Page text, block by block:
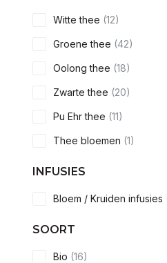
Witte thee (12)
Groene thee (42)
Oolong thee (18)
Zwarte thee (20)
Pu Ehr thee (11)
Thee bloemen (1)
INFUSIES
Bloem / Kruiden infusies
SOORT
Bio (16)